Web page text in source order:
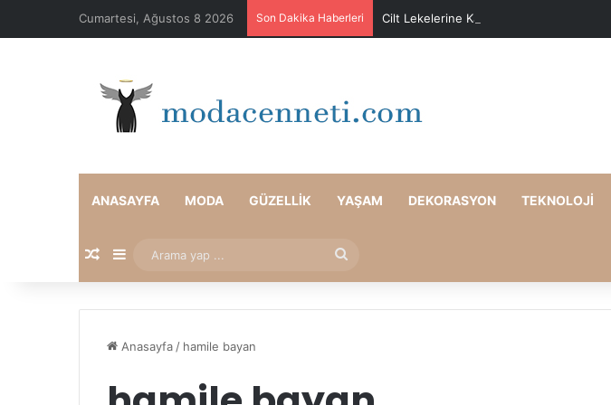
Cumartesi, Ağustos 8 2026 Son Dakika Haberleri Cilt Lekelerine Karşı Evde Maske Önerileri
ANASAYFA MODA GÜZELLIK YAŞAM DEKORASYON TEKNOLOJI
Rastgele Makale
Kenar Bölmesi
yap
Anasayfa / hamile bayan